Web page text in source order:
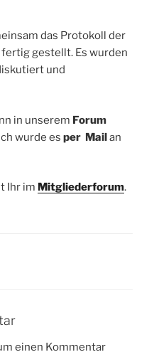
das Protokoll der
fertig gestellt. Es wurden
und
in unserem Forum
wurde es per Mailan
Ihr im Mitgliederforum.
einen Kommentar